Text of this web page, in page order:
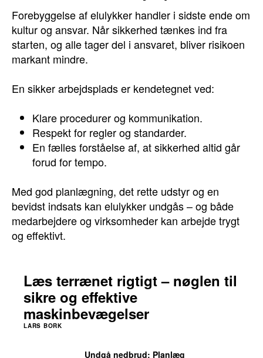
Forebyggelse af elulykker handler i sidste ende om
kultur og ansvar. Når sikkerhed tænkes ind fra
starten, og alle tager del i ansvaret, bliver risikoen
markant mindre.
En sikker arbejdsplads er kendetegnet ved:
Klare procedurer og kommunikation.
Respekt for regler og standarder.
En fælles forståelse af, at sikkerhed altid går
forud for tempo.
Med god planlægning, det rette udstyr og en
bevidst indsats kan elulykker undgås – og både
medarbejdere og virksomheder kan arbejde trygt
og effektivt.
Undgå nedbrud: Planlæg
Læs terrænet rigtigt – nøglen til
sikre og effektive
maskinbevægelser
LARS BORK